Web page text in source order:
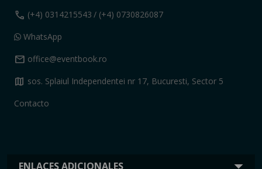
ENLACES ADICIONALES
call (+4) 0314215543 / (+4) 0730826087
WhatsApp
mail office@eventbook.ro
map sos. Splaiul Independentei nr 17, Bucuresti, Sector 5
Contacto